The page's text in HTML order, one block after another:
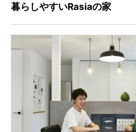
暮らしやすいRasiaの家